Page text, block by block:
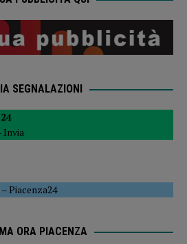
SEGNALAZIONI
Invia
–Piacenza24
ORA PIACENZA